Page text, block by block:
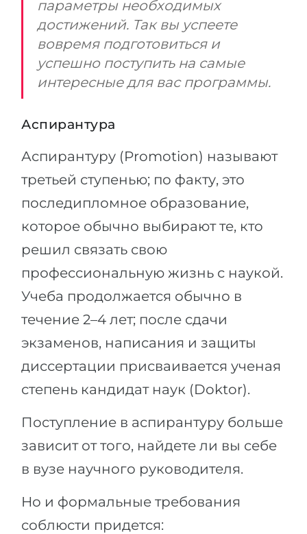
параметры необходимых
достижений. Так вы успеете
вовремя подготовиться и
успешно поступить на самые
интересные для вас программы.
Аспирантура
Аспирантуру (Promotion) называют
третьей ступенью; по факту, это
последипломное образование,
которое обычно выбирают те, кто
решил связать свою
профессиональную жизнь с наукой.
Учеба продолжается обычно в
течение 2–4 лет; после сдачи
экзаменов, написания и защиты
диссертации присваивается ученая
степень кандидат наук (Doktor).
Поступление в аспирантуру больше
зависит от того, найдете ли вы себе
в вузе научного руководителя.
Но и формальные требования
соблюсти придется: